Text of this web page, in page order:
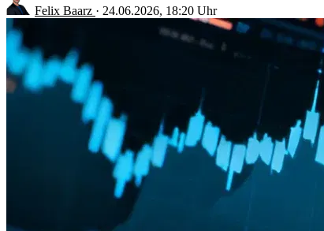
Felix Baarz · 24.06.2026, 18:20 Uhr